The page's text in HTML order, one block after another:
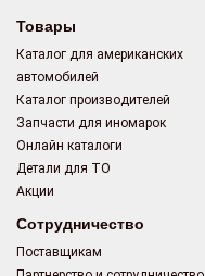
Товары
Каталог для американских
автомобилей
Каталог производителей
Запчасти для иномарок
Онлайн каталоги
Детали для ТО
Акции
Сотрудничество
Поставщикам